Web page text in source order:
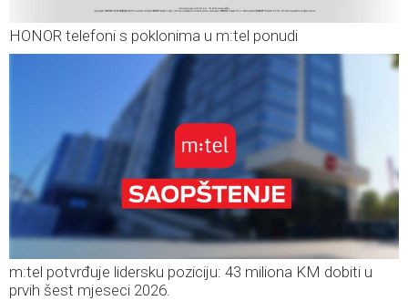
HONOR telefoni s poklonima u m:tel ponudi
m:tel potvrđuje lidersku poziciju: 43 miliona KM dobiti u
prvih šest mjeseci 2026.